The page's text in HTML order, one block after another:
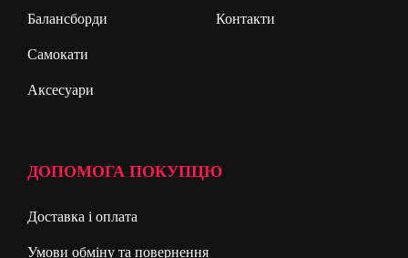
Балансборди
Самокати
Аксесуари
Контакти
ДОПОМОГА ПОКУПЦЮ
Доставка і оплата
Умови обміну та повернення